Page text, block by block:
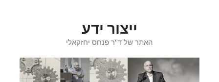
ייצור ידע
האתר של ד"ר פנחס יחזקאלי